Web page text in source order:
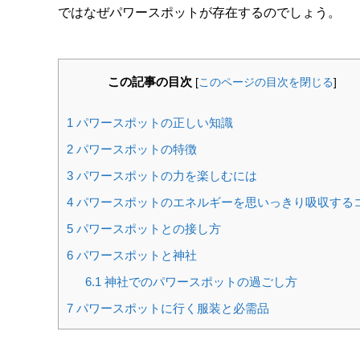
ではなぜパワースポットが存在するのでしょう。
この記事の目次 [このページの目次を閉じる]
1 パワースポットの正しい知識
2 パワースポットの特徴
3 パワースポットの力を楽しむには
4 パワースポットのエネルギーを思いっきり吸収する
5 パワースポットとの接し方
6 パワースポットと神社
6.1 神社でのパワースポットの過ごし方
7 パワースポットに行く服装と必需品